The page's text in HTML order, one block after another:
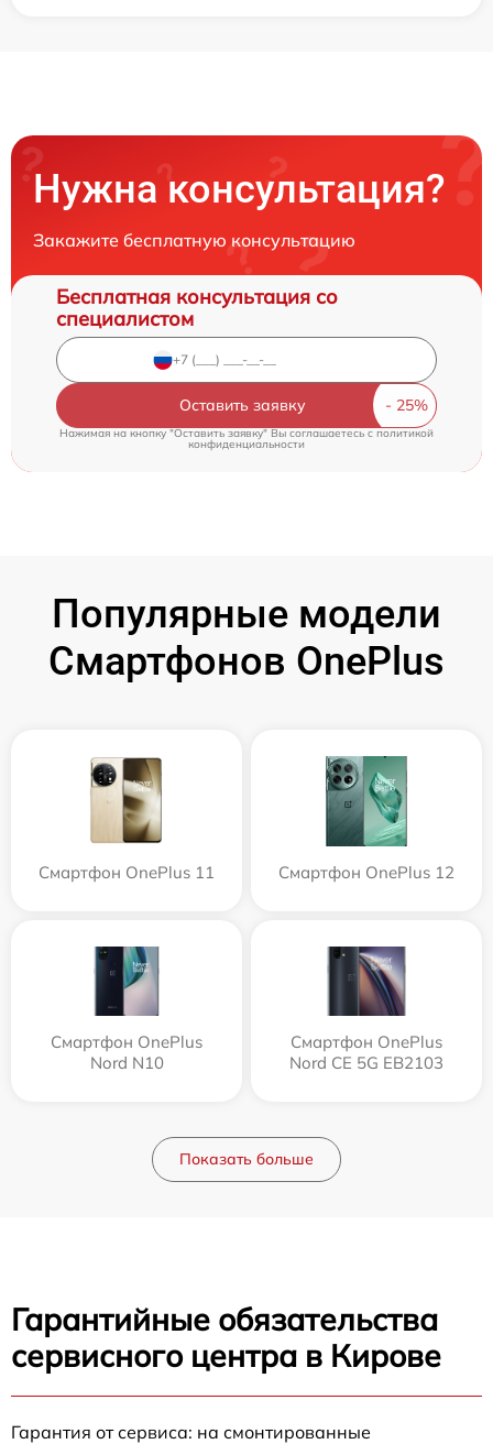
Нужна консультация?
Закажите бесплатную консультацию
Бесплатная консультация со
специалистом
Оставить заявку
Нажимая на кнопку "Оставить заявку" Вы соглашаетесь cполитикой
конфиденциальности
Популярные модели
Смартфонов OnePlus
Смартфон OnePlus 11 Смартфон OnePlus 12
Смартфон OnePlus
Nord N10
Смартфон OnePlus
Nord CE 5G EB2103
Показать больше
Гарантийные обязательства
сервисного центра в Кирове
Гарантия от сервиса: на смонтированные